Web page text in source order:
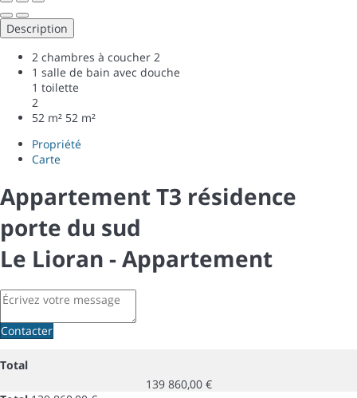
Description
2 chambres à coucher 2
1 salle de bain avec douche
1 toilette
2
52 m² 52 m²
Propriété
Carte
Appartement T3 résidence
porte du sud
Le Lioran -Appartement
Contacter
Total
139 860,00 €